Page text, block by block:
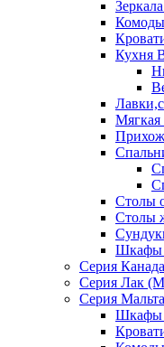
Кухня
Мягкая
Столы
Столы
Шкафы
Серия Канада
Серия Лак
Серия
Шкафы